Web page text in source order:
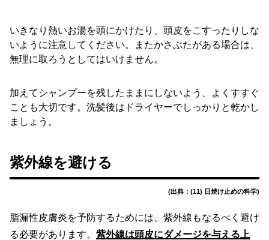
いきなり熱いお湯を頭にかけたり、頭皮をこすったりしな
いように注意してください。またかさぶたがある場合は、
無理に取ろうとしてはいけません。
加えてシャンプーを残したままにしないよう、よくすすぐ
ことも大切です。洗髪後はドライヤーでしっかりと乾かし
ましょう。
紫外線を避ける
(出典：(11) 日焼け止めの科学)
脂漏性皮膚炎を予防するためには、紫外線もなるべく避け
る必要があります。 紫外線は頭皮にダメージを与える上